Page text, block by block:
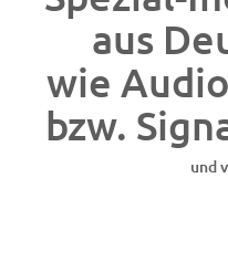
aus
wie
bzw.
und